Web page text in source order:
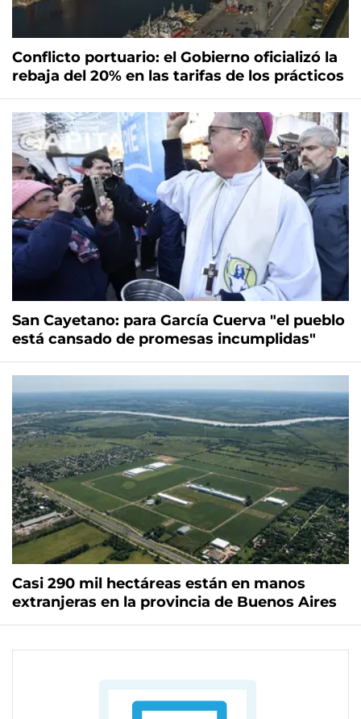
Conflicto portuario: el Gobierno oficializó la
rebaja del 20% en las tarifas de los prácticos
San Cayetano: para García Cuerva "el pueblo
está cansado de promesas incumplidas"
Casi 290 mil hectáreas están en manos
extranjeras en la provincia de Buenos Aires